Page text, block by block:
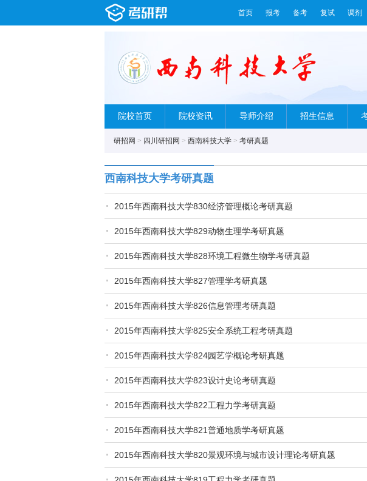
首页 报考 备考 复试 调剂
院校首页 院校资讯 导师介绍 招生信息
研招网 > 四川研招网 > 西南科技大学 > 考研真题
西南科技大学考研真题
2015年西南科技大学830经济管理概论考研真题
2015年西南科技大学829动物生理学考研真题
2015年西南科技大学828环境工程微生物学考研真题
2015年西南科技大学827管理学考研真题
2015年西南科技大学826信息管理考研真题
2015年西南科技大学825安全系统工程考研真题
2015年西南科技大学824园艺学概论考研真题
2015年西南科技大学823设计史论考研真题
2015年西南科技大学822工程力学考研真题
2015年西南科技大学821普通地质学考研真题
2015年西南科技大学820景观环境与城市设计理论考研真题